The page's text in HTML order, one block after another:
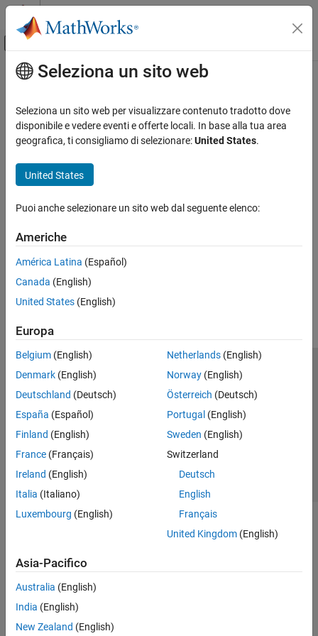
Vai al contenuto
Attiva/disattiva menu di navigazione
Pagina iniziale della documentazione
Contenuto principale
How useful was this information?
Seleziona un sito web
Seleziona un sito web per visualizzare contenuto tradotto dove
disponibile e vedere eventi e offerte locali. In base alla tua area
geografica, ti consigliamo di selezionare:United States.
United States
Puoi anche selezionare un sito web dal seguente elenco:
Americhe
América Latina (Español)
Canada (English)
United States (English)
Europa
Belgium (English)
Denmark (English)
Deutschland (Deutsch)
España (Español)
Finland (English)
France (Français)
Ireland (English)
Italia (Italiano)
Luxembourg (English)
Netherlands(English)
Norway(English)
Österreich (Deutsch)
Portugal (English)
Sweden (English)
Switzerland
Deutsch
English
Français
United Kingdom(English)
Asia-Pacifico
Australia (English)
India (English)
New Zealand (English)
Centro di fiducia
Informativa sulla privacy
Antipirateria
Stato dell'applicazione
Contatti
© 1994-2026 The MathWorks, Inc.